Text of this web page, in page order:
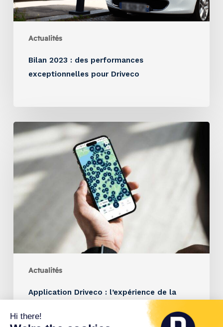
Actualités
Bilan 2023 : des performances
exceptionnelles pour Driveco
Actualités
Application Driveco : l’expérience de la